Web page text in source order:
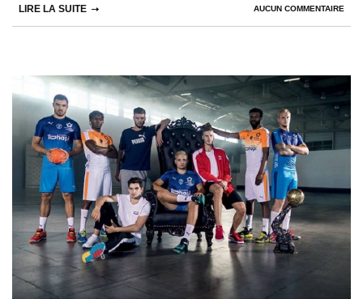
AUCUN COMMENTAIRE
LIRE LA SUITE